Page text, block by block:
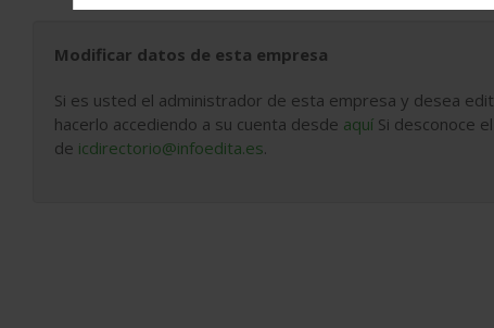
Modificar datos de esta empresa
Si es usted el administrador de esta empresa y desea
hacerlo accediendo a su cuenta desde aquí Si desconoce
de icdirectorio@infoedita.es.